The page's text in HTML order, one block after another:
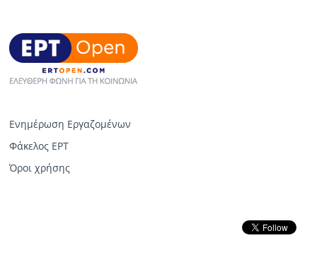
Ενημέρωση Εργαζομένων
Φάκελος ΕΡΤ
Όροι χρήσης